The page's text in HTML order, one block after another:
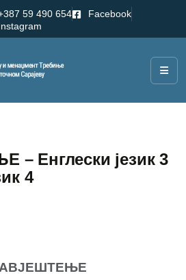
59 490 654
Facebook
Енглески језик 3
4